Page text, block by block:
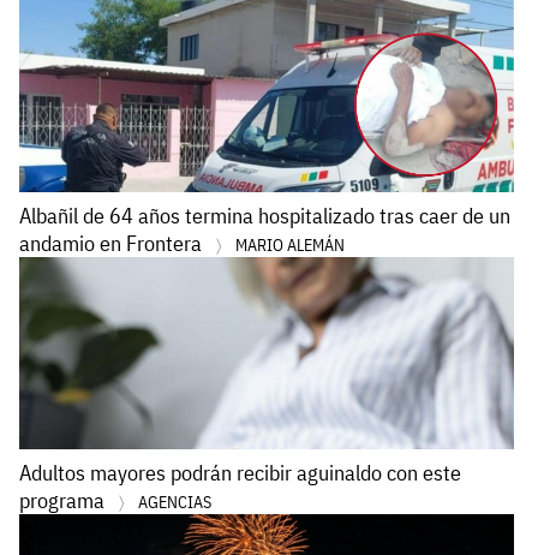
Albañil de 64 años termina hospitalizado tras caer de un
andamio en Frontera
MARIO ALEMÁN
Adultos mayores podrán recibir aguinaldo con este
programa
AGENCIAS